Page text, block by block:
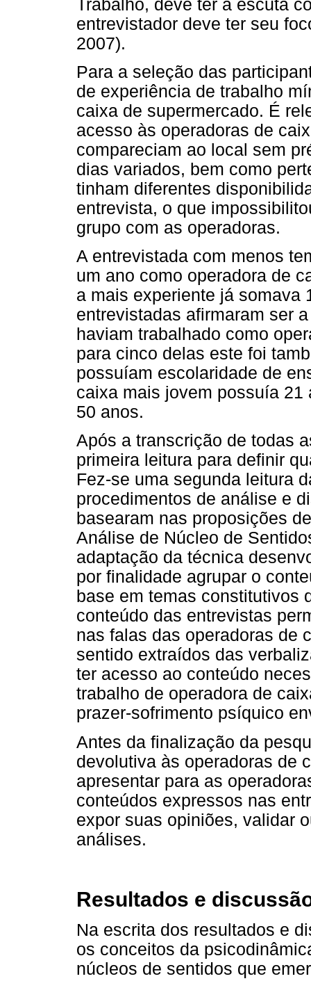
Trabalho, deve ter a escuta
entrevistador deve ter seu
2007).
Para a seleção das
de experiência de trabalho
caixa de supermercado. É
acesso às operadoras de
compareciam ao local sem
dias variados, bem como
tinham diferentes
entrevista, o que
grupo com as operadoras.
A entrevistada com menos
um ano como operadora de
a mais experiente já somava
entrevistadas afirmaram ser
haviam trabalhado como
para cinco delas este foi
possuíam escolaridade de
caixa mais jovem possuía
50 anos.
Após a transcrição de todas
primeira leitura para definir
Fez-se uma segunda leitura
procedimentos de análise e
basearam nas proposições
Análise de Núcleo de
adaptação da técnica
por finalidade agrupar o
base em temas constitutivos
conteúdo das entrevistas
nas falas das operadoras de
sentido extraídos das
ter acesso ao conteúdo
trabalho de operadora de
prazer-sofrimento psíquico
Antes da finalização da
devolutiva às operadoras de
apresentar para as
conteúdos expressos nas
expor suas opiniões, validar
análises.
Resultados e
Na escrita dos resultados e
os conceitos da
núcleos de sentidos que